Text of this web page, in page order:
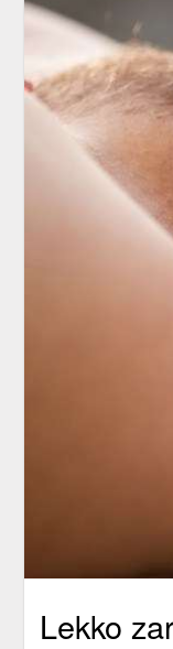
Lekko